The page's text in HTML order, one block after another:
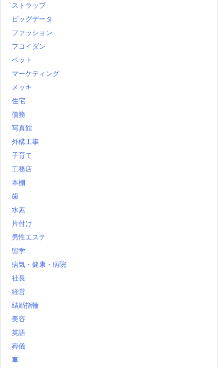
ストラップ
ビッグデータ
ファッション
フコイダン
ペット
マーケティング
メッキ
住宅
債務
写真館
外構工事
子育て
工務店
本棚
歯
水素
片付け
男性エステ
留学
病気・健康・病院
社長
経営
結婚指輪
美容
英語
葬儀
車